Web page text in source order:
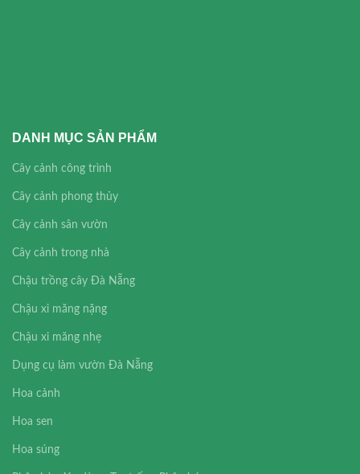
DANH MỤC SẢN PHẨM
Cây cảnh công trình
Cây cảnh phong thủy
Cây cảnh sân vườn
Cây cảnh trong nhà
Chậu trồng cây Đà Nẵng
Chậu xi măng nặng
Chậu xi măng nhẹ
Dụng cụ làm vườn Đà Nẵng
Hoa cảnh
Hoa sen
Hoa súng